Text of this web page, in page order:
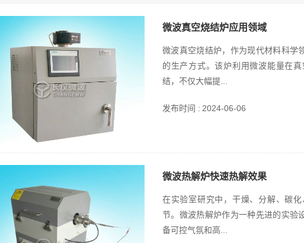
微波真空烧结炉应用领域
微波真空烧结炉，作为现代材料科学
的生产方式。该炉利用微波能量在
结，不仅大幅提...
发布时间 : 2024-06-06
微波热解炉快速热解效果
在实验室研究中，干燥、分解、碳
节。微波热解炉作为一种先进的实验
备可控气氛和高...